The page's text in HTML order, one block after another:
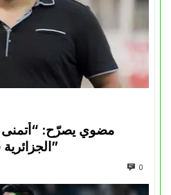
مضوي يصرّح: “أتمنى
الجزائرية في المسابقات القارية”
0